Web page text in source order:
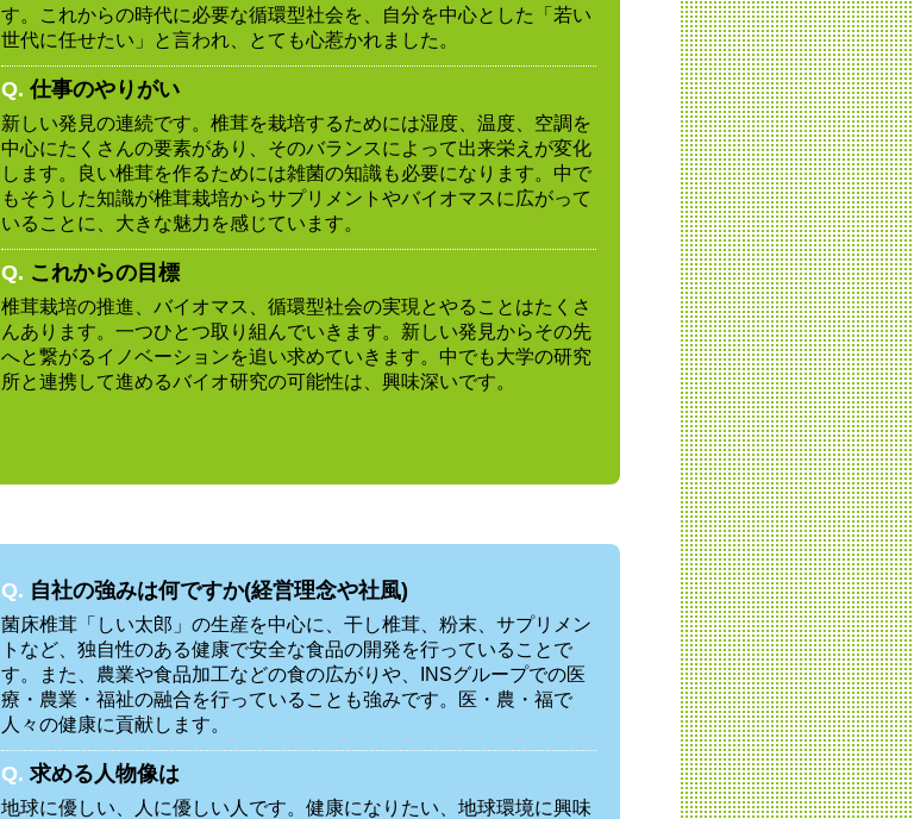
す。これからの時代に必要な循環型社会を、自分を中心とした「若い
世代に任せたい」と言われ、とても心惹かれました。
Q. 仕事のやりがい
新しい発見の連続です。椎茸を栽培するためには湿度、温度、空調を
中心にたくさんの要素があり、そのバランスによって出来栄えが変化
します。良い椎茸を作るためには雑菌の知識も必要になります。中で
もそうした知識が椎茸栽培からサプリメントやバイオマスに広がって
いることに、大きな魅力を感じています。
Q. これからの目標
椎茸栽培の推進、バイオマス、循環型社会の実現とやることはたくさ
んあります。一つひとつ取り組んでいきます。新しい発見からその先
へと繋がるイノベーションを追い求めていきます。中でも大学の研究
所と連携して進めるバイオ研究の可能性は、興味深いです。
Q. 自社の強みは何ですか(経営理念や社風)
菌床椎茸「しい太郎」の生産を中心に、干し椎茸、粉末、サプリメン
トなど、独自性のある健康で安全な食品の開発を行っていることで
す。また、農業や食品加工などの食の広がりや、INSグループでの医
療・農業・福祉の融合を行っていることも強みです。医・農・福で
人々の健康に貢献します。
Q. 求める人物像は
地球に優しい、人に優しい人です。健康になりたい、地球環境に興味